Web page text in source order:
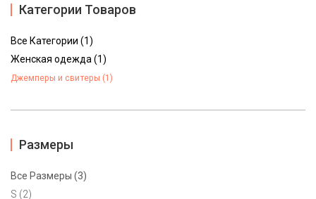
Категории Товаров
Все Категории (1)
Женская одежда (1)
Джемперы и свитеры (1)
Размеры
Все Размеры (3)
S (2)